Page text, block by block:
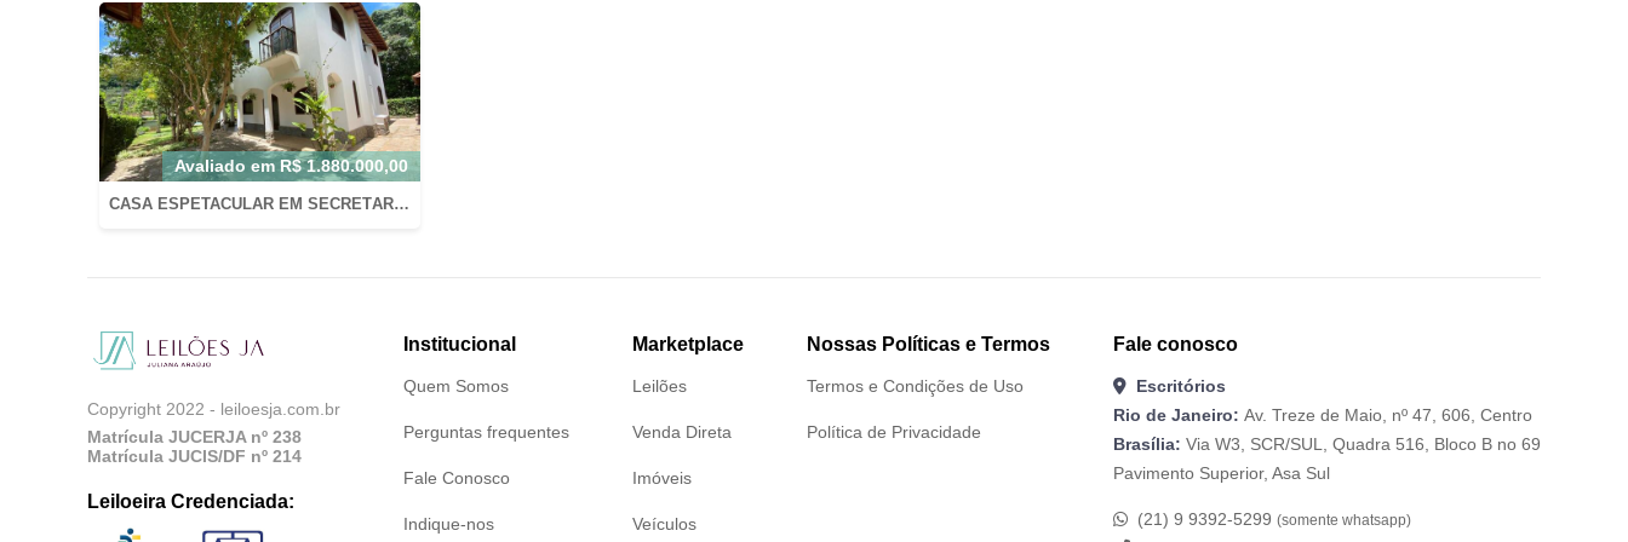
Avaliado em R$1.880.000,00
CASA ESPETACULAR EM SECRETÁRIO, PETRÓPOLIS/RJ COM AT: 800M2 E AC: 220M2 EM CONDOMÍNIO FECHADO
Copyright 2022 - leiloesja.com.br
Matrícula JUCERJA nº 238
Matrícula JUCIS/DF nº 214
Leiloeira Credenciada:
Institucional
Quem Somos
Perguntas frequentes
Fale Conosco
Indique-nos
Marketplace
Leilões
Venda Direta
Imóveis
Veículos
Nossas Políticas e Termos
Termos e Condições de Uso
Política de Privacidade
Fale conosco
Escritórios
Rio de Janeiro: Av. Treze de Maio, nº 47, 606, Centro
Brasília: Via W3, SCR/SUL, Quadra 516, Bloco B no 69
Pavimento Superior, Asa Sul
(21) 9 9392-5299 (somente whatsapp)